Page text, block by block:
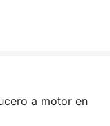
a motor en